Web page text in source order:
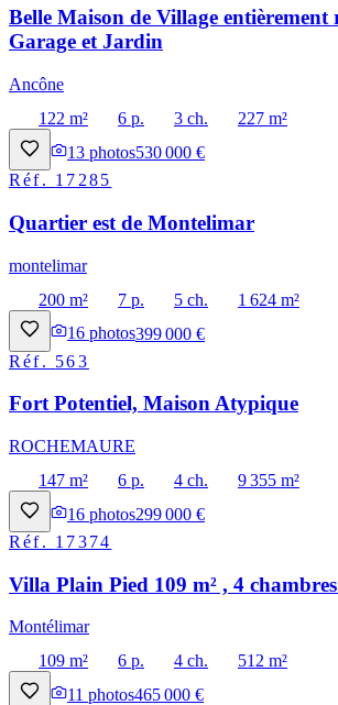
Belle Maison de Village entièrement
Garage et Jardin
Ancône
122 m²
6 p. 3 ch.
227 m²
13 photos530 000 €
Réf. 17285
Quartier est de Montelimar
montelimar
200 m²
7 p. 5 ch.
1 624 m²
16 photos399 000 €
Réf. 563
Fort Potentiel, Maison Atypique
ROCHEMAURE
147 m²
6 p. 4 ch.
9 355 m²
16 photos299 000 €
Réf. 17374
Villa Plain Pied 109 m² , 4
Montélimar
109 m²
6 p. 4 ch.
512 m²
11 photos465 000 €